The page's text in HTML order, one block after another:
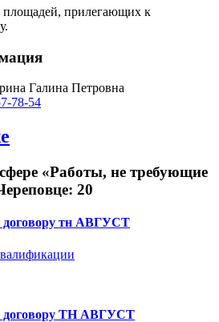
площадей, прилегающих к
Галина Петровна
78-54
«Работы, не требующие
20
договору тн АВГУСТ
договору ТН АВГУСТ